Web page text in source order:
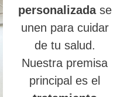
personalizadase
unen para cuidar
de tu salud.
Nuestra premisa
principal es el